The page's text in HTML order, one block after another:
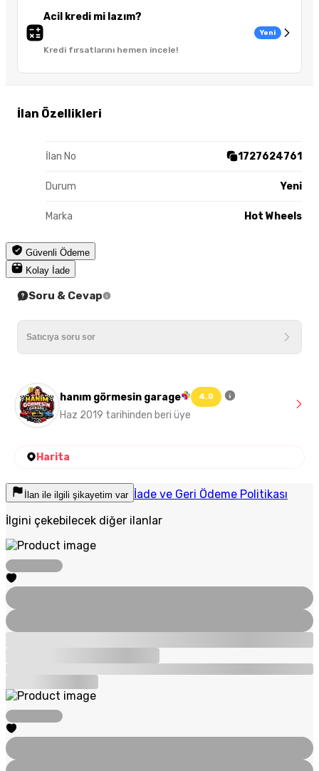
Acil kredi mi lazım?
Kredi fırsatlarını hemen incele!
Yeni
İlan Özellikleri
İlan No 1727624761
Durum Yeni
Marka Hot Wheels
Güvenli Ödeme
Kolay İade
Soru & Cevap
hanım görmesin garage 4.0
Haz 2019 tarihinden beri üye
Harita
İlan ile ilgili şikayetim var İade ve Geri Ödeme Politikası
İlgini çekebilecek diğer ilanlar